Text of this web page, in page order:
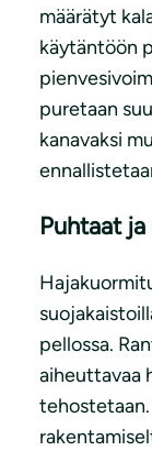
määrätyt
käytäntöön
puretaan
kanavaksi
Puhtaat
pellossa.
aiheuttavaa